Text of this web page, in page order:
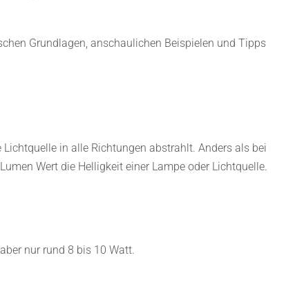
Grundlagen, anschaulichen Beispielen und Tipps
Lichtquelle in alle Richtungen abstrahlt. Anders als bei
Wert die Helligkeit einer Lampe oder Lichtquelle.
nur rund 8 bis 10 Watt.